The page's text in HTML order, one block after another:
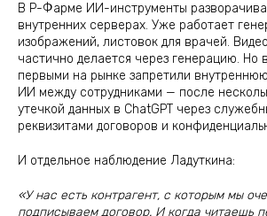
В Р-Фарме ИИ-инструменты
внутренних серверах. Уже работает
изображений, листовок для врачей.
частично делается через генерацию.
первыми на рынке запретили
ИИ между сотрудниками — после
утечкой данных в ChatGPT через
реквизитами договоров и
И отдельное наблюдение Ладуткина:
«У нас есть контрагент, с которым мы
подписываем договор. И когда читаешь